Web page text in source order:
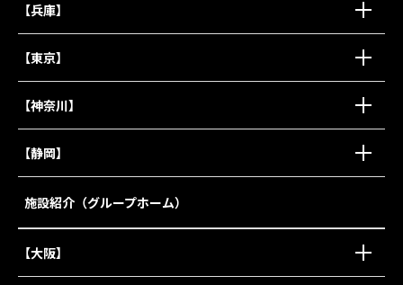
【兵庫】
【東京】
【神奈川】
【静岡】
施設紹介（グループホーム）
【大阪】